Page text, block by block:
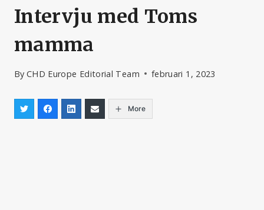
Intervju med Toms
mamma
By CHD Europe Editorial Team februari 1, 2023
More